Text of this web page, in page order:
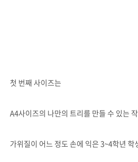
첫 번째 사이즈는
A4사이즈의 나만의 트리를 만들 수 있는
가위질이 어느 정도 손에 익은 3~4학년